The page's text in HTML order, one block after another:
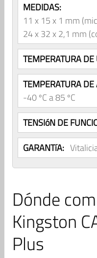
MEDIDAS:
11 x 15 x 1 mm
24 x 32 x 2,1 mm
TEMPERATURA DE
TEMPERATURA
-40 ºC a 85 ºC
TENSIóN DE
GARANTíA:
Dónde
Kingston
Plus